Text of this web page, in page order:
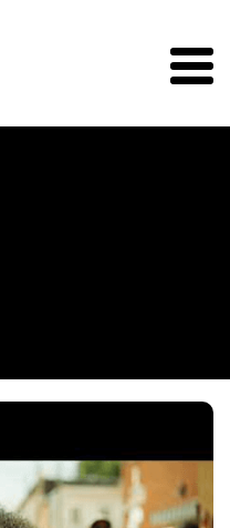
Menu